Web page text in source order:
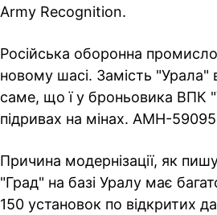
Army Recognition.
Російська оборонна
новому шасі. Замість
саме, що ї у броньовика ВПК
підривах на мінах. АМН-
Причина модернізації, як
"Град" на базі Уралу має
150 установок по відкритих